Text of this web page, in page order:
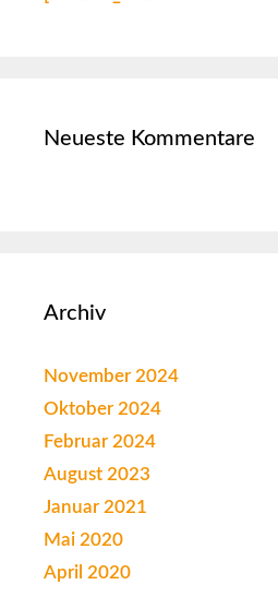
Neueste Kommentare
Archiv
November 2024
Oktober 2024
Februar 2024
August 2023
Januar 2021
Mai 2020
April 2020